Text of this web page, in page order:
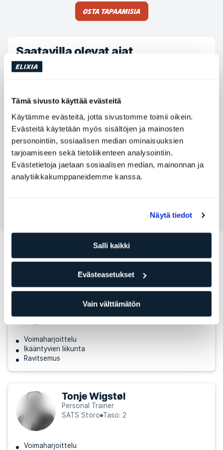
Tämä sivusto käyttää evästeitä
Käytämme evästeitä, jotta sivustomme toimii oikein.
Evästeitä käytetään myös sisältöjen ja mainosten
personointiin, sosiaalisen median ominaisuuksien
tarjoamiseen sekä tietoliikenteen analysointiin.
Evästetietoja jaetaan sosiaalisen median, mainonnan ja
analytiikkakumppaneidemme kanssa.
Näytä tiedot
Salli kaikki
Evästeasetukset
Vain välttämätön
Osta tapaamisia
Saatavilla olevat ajat
Maanantai
Keskiviikko
Torstai
07:00 - 18:00
Perjantai
07:00 - 18:00
Lauantai
Ei saatavilla
Sunnuntai
Ei saatavilla
Muita Personal Trainereita, jotka
voisivat sopia sinulle
Waqas Raja
Personal Trainer
SATS Storo
Taso: 2
Voimaharjoittelu
Ikääntyvien liikunta
Ravitsemus
Tonje Wigstøl
Personal Trainer
SATS Storo Taso: 2
Voimaharjoittelu